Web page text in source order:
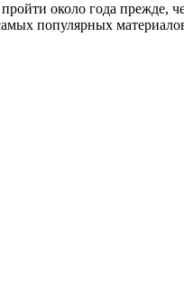
около года прежде,
популярных